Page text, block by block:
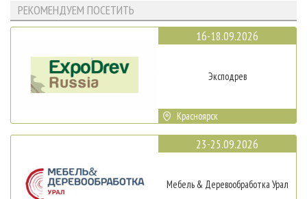
РЕКОМЕНДУЕМ ПОСЕТИТЬ
16-18.09.2026
Эксподрев
Красноярск
23-25.09.2026
Мебель & Деревообработка Урал